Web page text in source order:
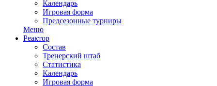
Календарь
Игровая форма
Предсезонные турниры
Меню
Реактор
Состав
Тренерский штаб
Статистика
Календарь
Игровая форма